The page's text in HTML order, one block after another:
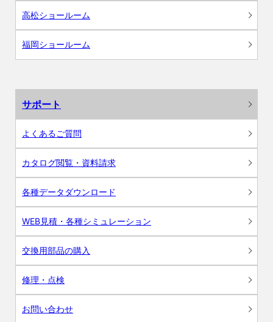
高松ショールーム
福岡ショールーム
サポート
よくあるご質問
カタログ閲覧・資料請求
各種データダウンロード
WEB見積・各種シミュレーション
交換用部品の購入
修理・点検
お問い合わせ